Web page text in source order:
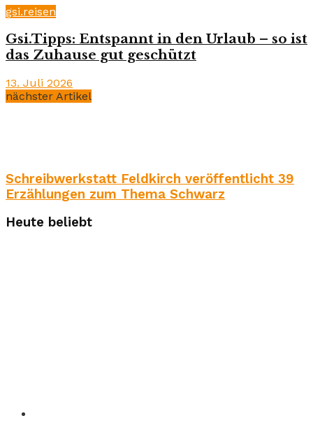
gsi.reisen
Gsi.Tipps: Entspannt in den Urlaub – so ist
das Zuhause gut geschützt
13. Juli 2026
nächster Artikel
Schreibwerkstatt Feldkirch veröffentlicht 39
Erzählungen zum Thema Schwarz
Heute beliebt